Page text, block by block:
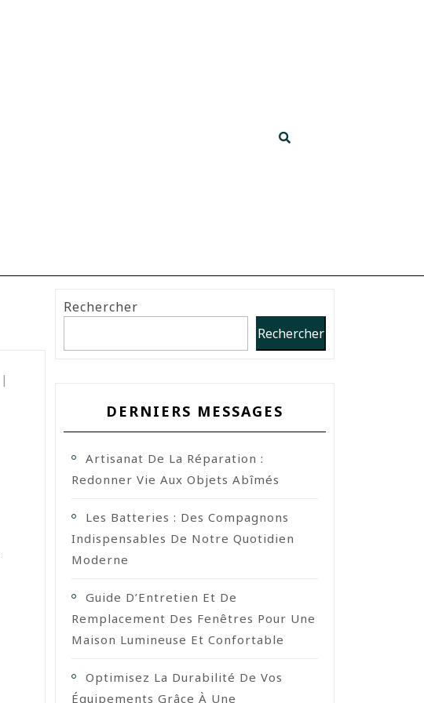
|
Rechercher
Rechercher
DERNIERS MESSAGES
Artisanat De La Réparation :
Redonner Vie Aux Objets Abîmés
Les Batteries : Des Compagnons
Indispensables De Notre Quotidien
Moderne
Guide D’Entretien Et De
Remplacement Des Fenêtres Pour Une
Maison Lumineuse Et Confortable
Optimisez La Durabilité De Vos
Équipements Grâce À Une